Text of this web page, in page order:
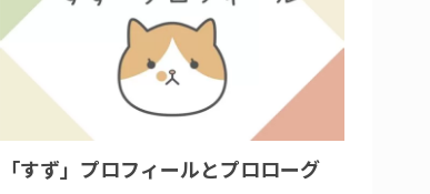
「すず」プロフィールとプロローグ